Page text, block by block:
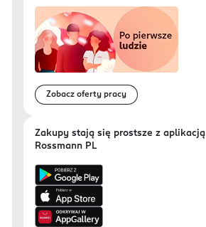
Zobacz oferty pracy
Zakupy stają się prostsze z aplikacją
Rossmann PL